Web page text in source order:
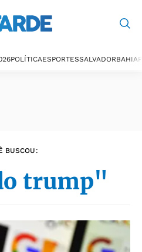
POLÍTICAESPORTESSALVADORBAHIA
BUSCOU:
trump"